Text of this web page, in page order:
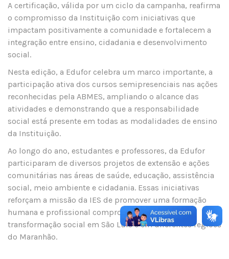
A certificação, válida por um ciclo da campanha, reafirma
o compromisso da Instituição com iniciativas que
impactam positivamente a comunidade e fortalecem a
integração entre ensino, cidadania e desenvolvimento
social.
Nesta edição, a Edufor celebra um marco importante, a
participação ativa dos cursos semipresenciais nas ações
reconhecidas pela ABMES, ampliando o alcance das
atividades e demonstrando que a responsabilidade
social está presente em todas as modalidades de ensino
da Instituição.
Ao longo do ano, estudantes e professores, da Edufor
participaram de diversos projetos de extensão e ações
comunitárias nas áreas de saúde, educação, assistência
social, meio ambiente e cidadania. Essas iniciativas
reforçam a missão da IES de promover uma formação
humana e profissional comprometida com a
transformação social em São Luís e em diferentes regiões
do Maranhão.